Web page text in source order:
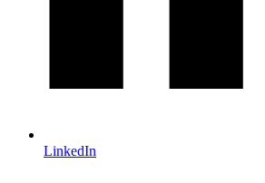
LinkedIn